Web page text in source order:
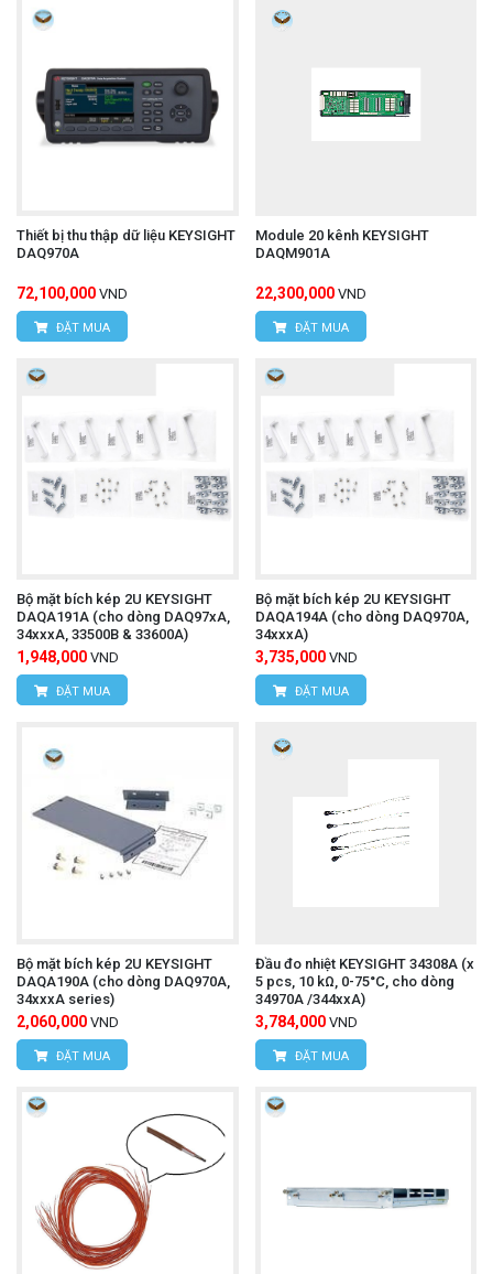
Thiết bị thu thập dữ liệu KEYSIGHT
DAQ970A
72,100,000 VND
ĐẶT MUA
Module 20 kênh KEYSIGHT
DAQM901A
22,300,000 VND
ĐẶT MUA
Bộ mặt bích kép 2U KEYSIGHT
DAQA191A (cho dòng DAQ97xA,
34xxxA, 33500B & 33600A)
1,948,000 VND
ĐẶT MUA
Bộ mặt bích kép 2U KEYSIGHT
DAQA194A (cho dòng DAQ970A,
34xxxA)
3,735,000 VND
ĐẶT MUA
Bộ mặt bích kép 2U KEYSIGHT
DAQA190A (cho dòng DAQ970A,
34xxxA series)
2,060,000 VND
ĐẶT MUA
Đầu đo nhiệt KEYSIGHT 34308A (x
5 pcs, 10 kΩ, 0-75°C, cho dòng
34970A /344xxA)
3,784,000 VND
ĐẶT MUA